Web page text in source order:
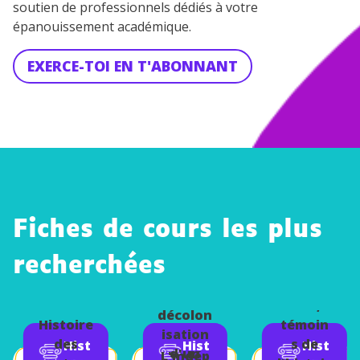
soutien de professionnels dédiés à votre
épanouissement académique.
EXERCE-TOI EN T'ABONNANT
Fiches de cours les plus
recherchées
Hist
Histoire
des
Hist
de cas :
décolon
isation
d'un
L'indép
Hist
témoin
s de